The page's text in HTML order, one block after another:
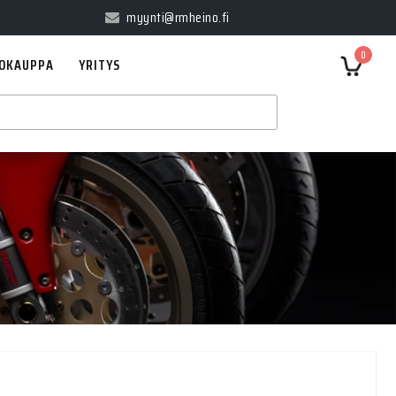
myynti@rmheino.fi
0
YRITYS